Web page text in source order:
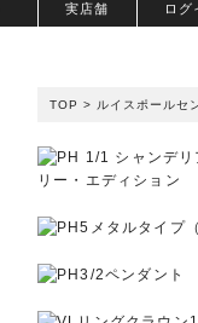
実店舗 ログ
TOP > ルイスポールセ